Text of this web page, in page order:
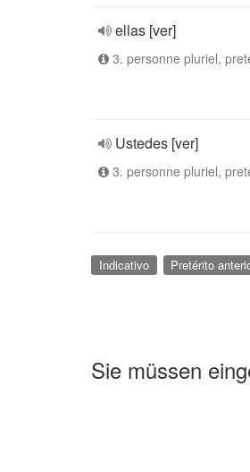
ellas [ver]
3. personne pluriel,
Ustedes [ver]
3. personne pluriel,
Indicativo Pretérito
Sie müssen